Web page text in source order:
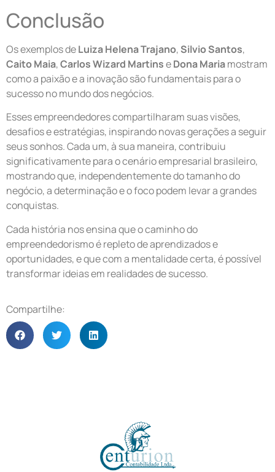
Conclusão
Os exemplos deLuiza Helena Trajano, Silvio Santos,
Caito Maia,Carlos Wizard MartinseDona Mariamostram
como a paixão e a inovação são fundamentais para o
sucesso no mundo dos negócios.
Esses empreendedores compartilharam suas visões,
desafios e estratégias, inspirando novas gerações a seguir
seus sonhos. Cada um, à sua maneira, contribuiu
significativamente para o cenário empresarial brasileiro,
mostrando que, independentemente do tamanho do
negócio, a determinação e o foco podem levar a grandes
conquistas.
Cada história nos ensina que o caminho do
empreendedorismo é repleto de aprendizados e
oportunidades, e que com a mentalidade certa, é possível
transformar ideias em realidades de sucesso.
Compartilhe: